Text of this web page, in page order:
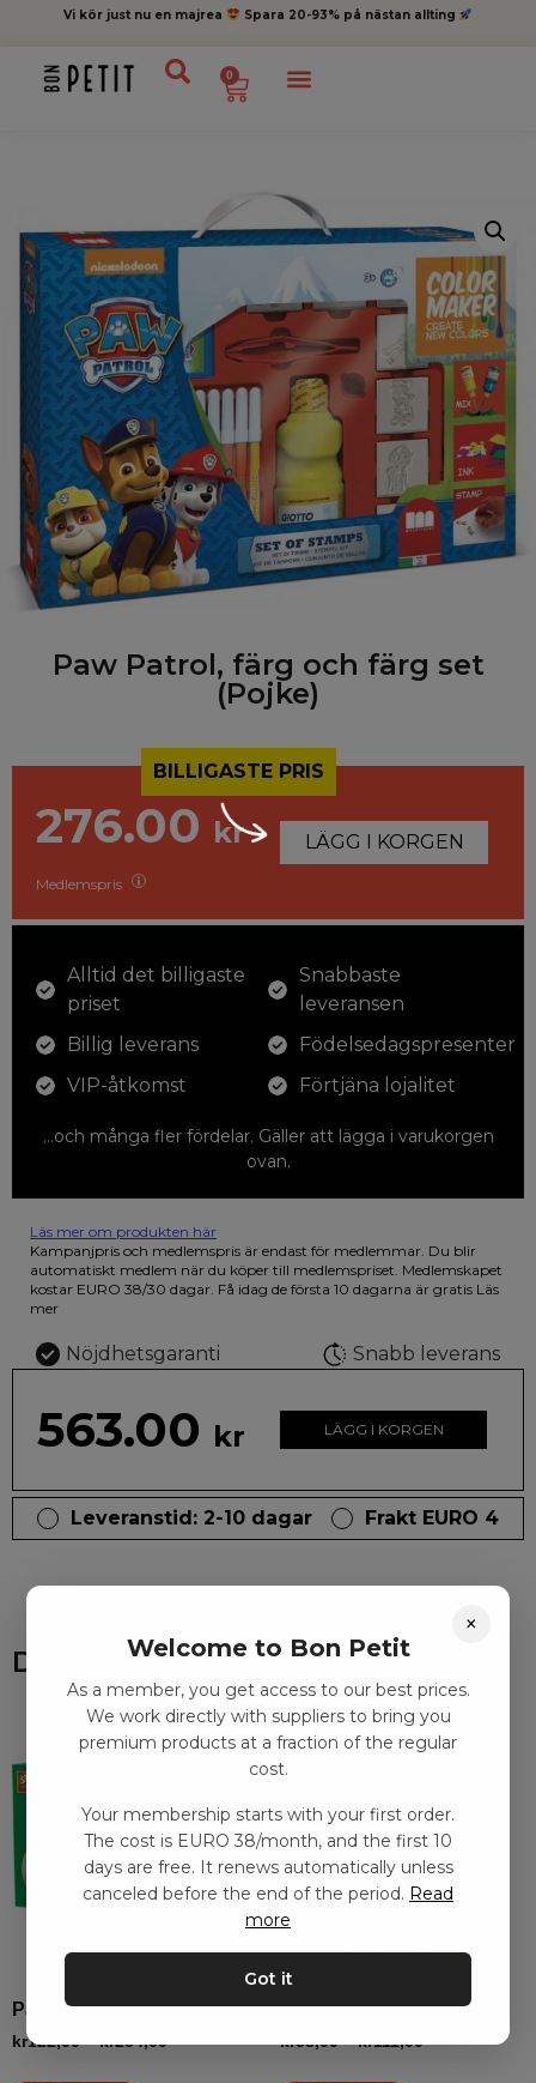
Vi kör just nu en majrea Spara 20-93% på nästan allting
0
Paw Patrol, färg och färg set
(Pojke)
BILLIGASTE PRIS
276.00 kr
Medlemspris
LÄGG I KORGEN
Alltid det billigaste
priset
Billig leverans
VIP-åtkomst
Snabbaste
leveransen
Födelsedagspresenter
Förtjäna lojalitet
...och många fler fördelar. Gäller att lägga i varukorgen
ovan.
Läs mer om produkten här
12 färgpennor som du kan färglägga dina teckningar med. På
illustrationen på den vackra askan finns fjärilar i vilda fluorescerande
färger.
Kampanjpris och medlemspris är endast för medlemmar. Du blir
automatiskt medlem när du köper till medlemspriset. Medlemskapet
kostar EURO 38/30 dagar. Få idag de första 10 dagarna är gratis Läs
mer
Nöjdhetsgaranti Snabb leverans
563.00 kr LÄGG I KORGEN
Leveranstid: 2-10 dagar Frakt EURO 4
Du kanske också gillar
Pärlset – mini
kr122,00 – kr254,00
Pärlset
kr53,00 – kr111,00
×
Welcome to Bon Petit
As a member, you get access to our best prices.
We work directly with suppliers to bring you
premium products at a fraction of the regular
cost.
Your membership starts with your first order.
The cost is EURO 38/month, and the first 10
days are free. It renews automatically unless
canceled before the end of the period. Read
more
Got it